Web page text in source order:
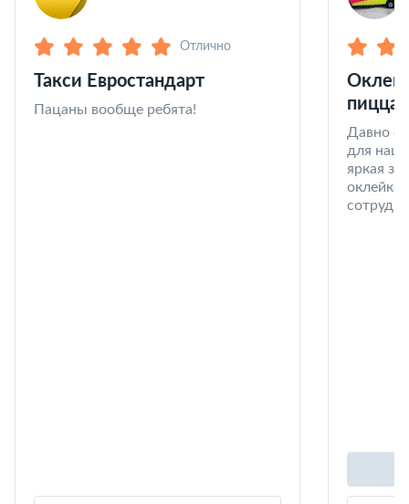
Отлично
Такси Евростандарт
Пацаны вообще ребята!
пицца
Давно
для
яркая
оклейке